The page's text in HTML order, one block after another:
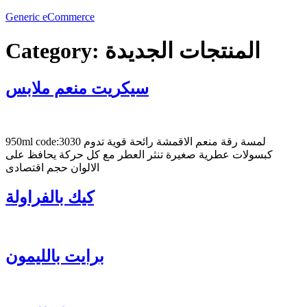
Generic eCommerce
Category: المنتجات الجديدة
سيكريت منعم ملابس
950ml code:3030 لمسة رقة منعم الاقمشة رائحة قوية تدوم
كبسولات عطرية صغيرة تنثر العطر مع كل حركة يحافظ على
الالوان حجم اقتصادى
كيك بالفراولة
برايت بالليمون